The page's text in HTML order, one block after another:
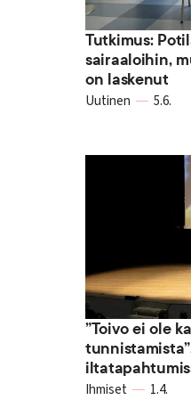
Tutkimus:
sairaaloihin,
on laskenut
Uutinen 5.6.
”Toivo ei ole
Ihmiset 1.4.